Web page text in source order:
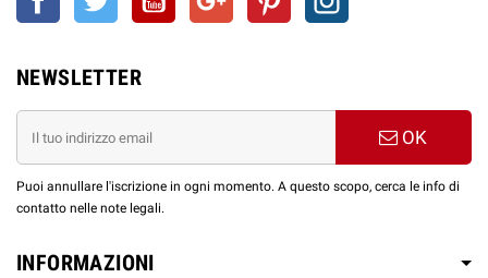
NEWSLETTER
OK
Puoi annullare l'iscrizione in ogni momento. A questo scopo, cerca le info di
contatto nelle note legali.
INFORMAZIONI